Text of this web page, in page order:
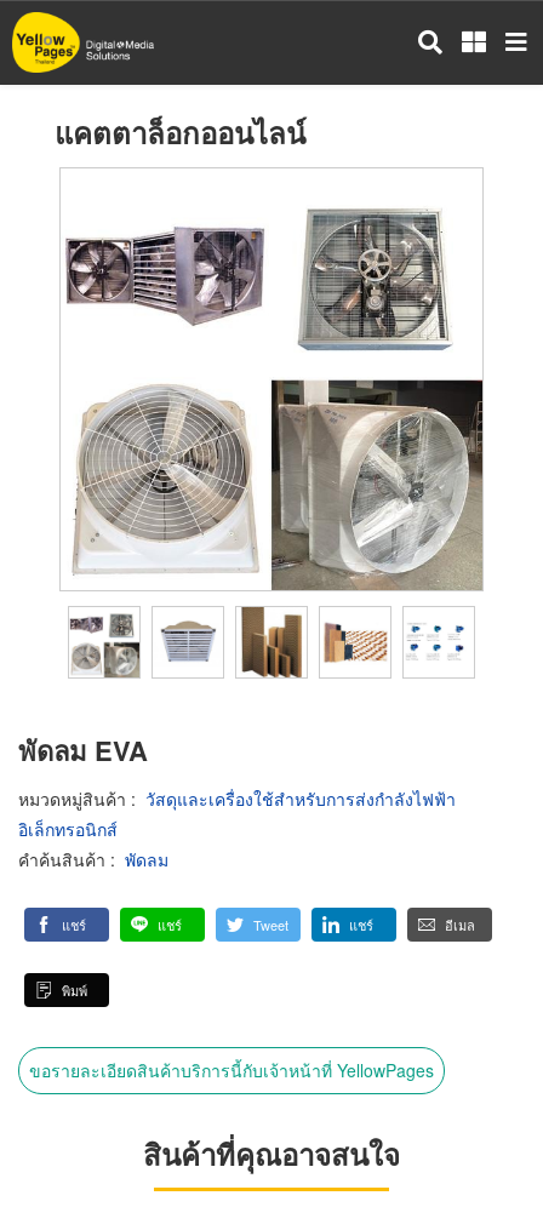
ข้าม
ไป
แคตตาล็อกออนไลน์
พัดลม EVA
หมวดหมู่สินค้า : วัสดุและเครื่องใช้สำหรับการส่งกำลังไฟฟ้า
อิเล็กทรอนิกส์
คำค้นสินค้า : พัดลม
แชร์ แชร์ Tweet แชร์ อีเมล
พิมพ์
ขอรายละเอียดสินค้าบริการนี้กับเจ้าหน้าที่ YellowPages
สินค้าที่คุณอาจสนใจ